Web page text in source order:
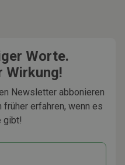
Worte.
Wirkung!
Newsletter abbonieren
früher erfahren, wenn es
gibt!